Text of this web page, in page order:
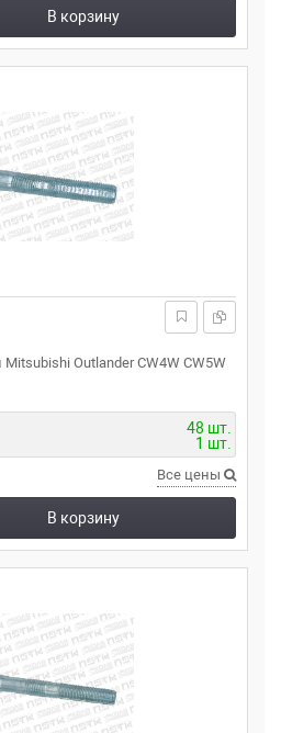
В корзину
Outlander CW4W CW5W
48 шт.
1 шт.
Все цены
В корзину